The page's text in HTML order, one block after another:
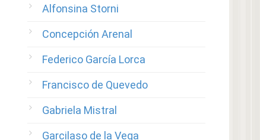
Alfonsina Storni
Concepción Arenal
Federico García Lorca
Francisco de Quevedo
Gabriela Mistral
Garcilaso de la Vega